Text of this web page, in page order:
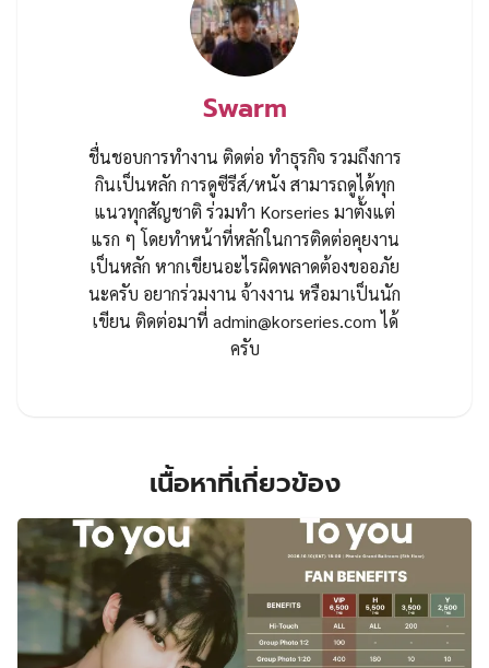
Swarm
ชื่นชอบการทำงาน ติดต่อ ทำธุรกิจ รวมถึงการ
กินเป็นหลัก การดูซีรีส์/หนัง สามารถดูได้ทุก
แนวทุกสัญชาติ ร่วมทำ Korseries มาตั้งแต่
แรก ๆ โดยทำหน้าที่หลักในการติดต่อคุยงาน
เป็นหลัก หากเขียนอะไรผิดพลาดต้องขออภัย
นะครับ อยากร่วมงาน จ้างงาน หรือมาเป็นนัก
เขียน ติดต่อมาที่ admin@korseries.comได้
ครับ
เนื้อหาที่เกี่ยวข้อง